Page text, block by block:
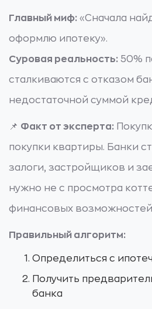
Главный миф: «Сначала
оформлю ипотеку».
Суровая реальность: 50%
сталкиваются с отказом
недостаточной суммой
📌 Факт от эксперта:
покупки квартиры. Банки
залоги, застройщиков и
нужно не с просмотра
финансовых
Правильный алгоритм:
Определиться с
Получить
банка